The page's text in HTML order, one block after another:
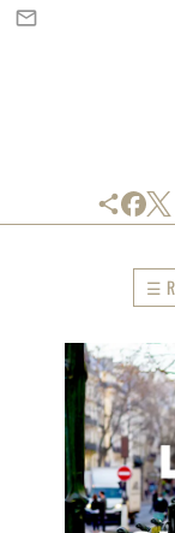
share
☰
mail_outline